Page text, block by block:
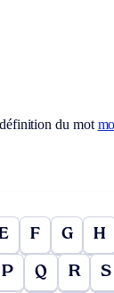
du mot
F G H
P Q R S